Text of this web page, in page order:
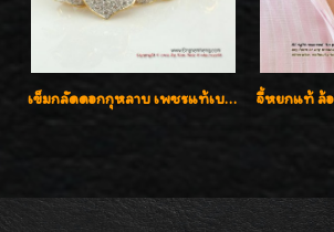
เข็มกลัดดอกกุหลาบ เพชรแท้เบลเยี่ยมคัต งานปราณีตค่ะ